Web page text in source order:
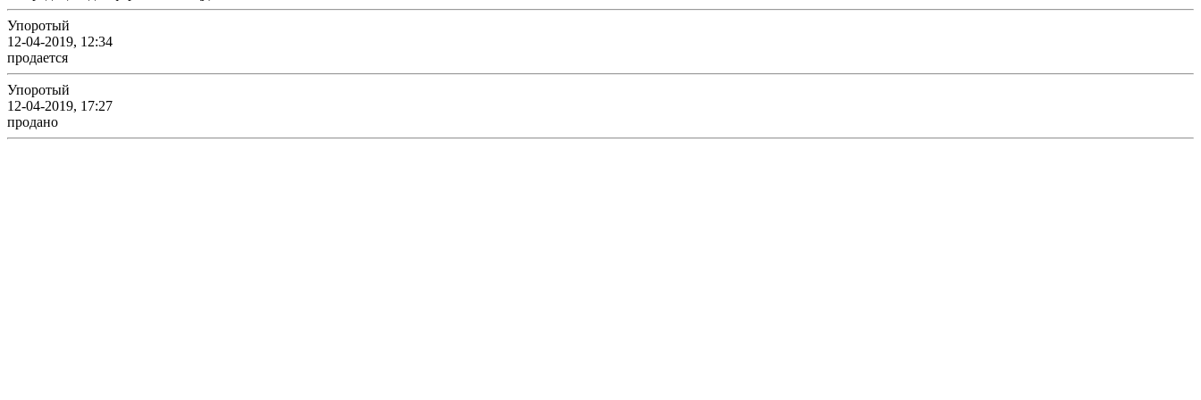
Упоротый
12-04-2019, 12:34
продается
Упоротый
12-04-2019, 17:27
продано